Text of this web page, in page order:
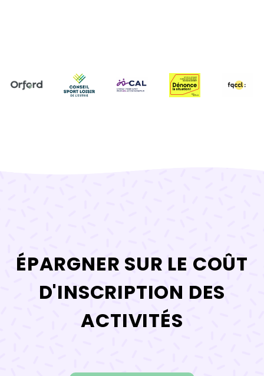
ÉPARGNER SUR LE COÛT
D'INSCRIPTION DES
ACTIVITÉS